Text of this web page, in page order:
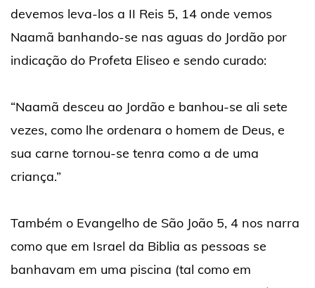
devemos leva-los a II Reis 5, 14 onde vemos
Naamã banhando-se nas aguas do Jordão por
indicação do Profeta Eliseo e sendo curado:
“Naamã desceu ao Jordão e banhou-se ali sete
vezes, como lhe ordenara o homem de Deus, e
sua carne tornou-se tenra como a de uma
criança.”
Também o Evangelho de São João 5, 4 nos narra
como que em Israel da Biblia as pessoas se
banhavam em uma piscina (tal como em